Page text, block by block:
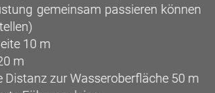
gemeinsam passieren können
10 m
m
Distanz zur Wasseroberfläche 50 m